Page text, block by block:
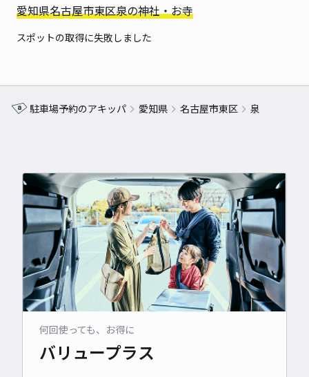
愛知県名古屋市東区泉の神社・お寺
スポットの取得に失敗しました
駐車場予約のアキッパ 愛知県 名古屋市東区 泉
何回使っても、お得に
バリュープラス